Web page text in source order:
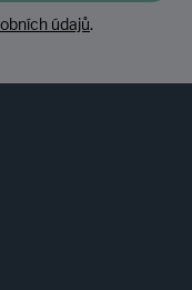
údajů.